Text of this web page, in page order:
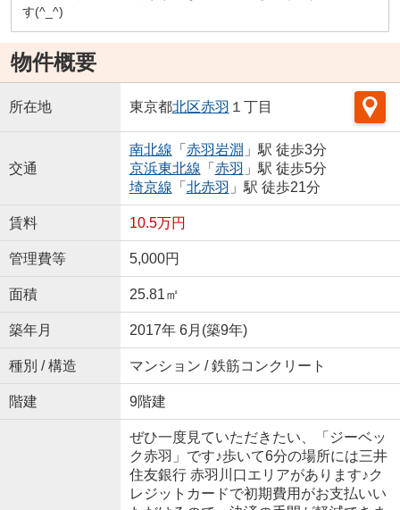
す(^_^)
物件概要
所在地 東京都北区赤羽 １丁目
交通
南北線 「 赤羽岩淵 」駅 徒歩3分
京浜東北線 「 赤羽 」駅 徒歩5分
埼京線 「 北赤羽 」駅 徒歩21分
賃料 10.5万円
管理費等 5,000円
面積 25.81㎡
築年月 2017年 6月(築9年)
種別 / 構造 マンション / 鉄筋コンクリート
階建 9階建
ぜひ一度見ていただきたい、「ジーベッ
ク赤羽」です♪歩いて6分の場所には三井
住友銀行 赤羽川口エリアがあります♪ク
レジットカードで初期費用がお支払いい